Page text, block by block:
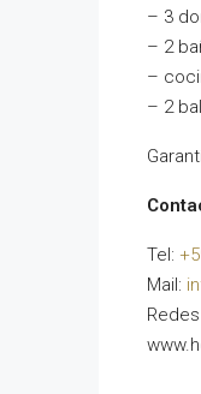
– 3
– 2
–
– 2
Tel:
Mail: